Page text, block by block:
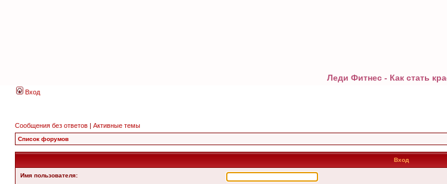
Леди Фитнес - Как стать
Вход
Сообщения без ответов | Активные темы
Список форумов
Вход
Имя пользователя: